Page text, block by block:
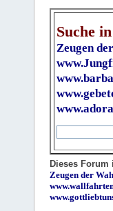
Suche
Zeugen
Dieses
Zeugen der